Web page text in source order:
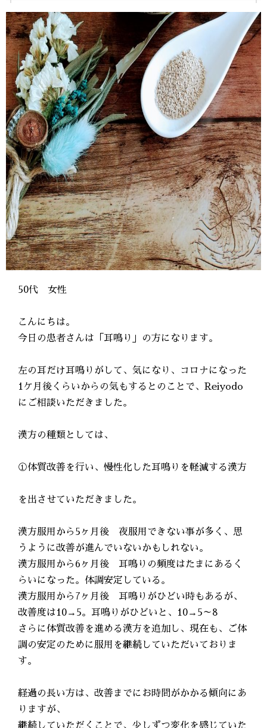
50代 女性
こんにちは。
今日の患者さんは「耳鳴り」の方になります。
左の耳だけ耳鳴りがして、気になり、コロナになった
1ケ月後くらいからの気もするとのことで、Reiyodo
にご相談いただきました。
漢方の種類としては、
①体質改善を行い、慢性化した耳鳴りを軽減する漢方
を出させていただきました。
漢方服用から5ヶ月後 夜服用できない事が多く、思
うように改善が進んでいないかもしれない。
漢方服用から6ヶ月後 耳鳴りの頻度はたまにあるく
らいになった。体調安定している。
漢方服用から7ヶ月後 耳鳴りがひどい時もあるが、
改善度は10→5。耳鳴りがひどいと、10→5～8
さらに体質改善を進める漢方を追加し、現在も、ご体
調の安定のために服用を継続していただいておりま
す。
経過の長い方は、改善までにお時間がかかる傾向にあ
りますが、
継続していただくことで、少しずつ変化を感じていた